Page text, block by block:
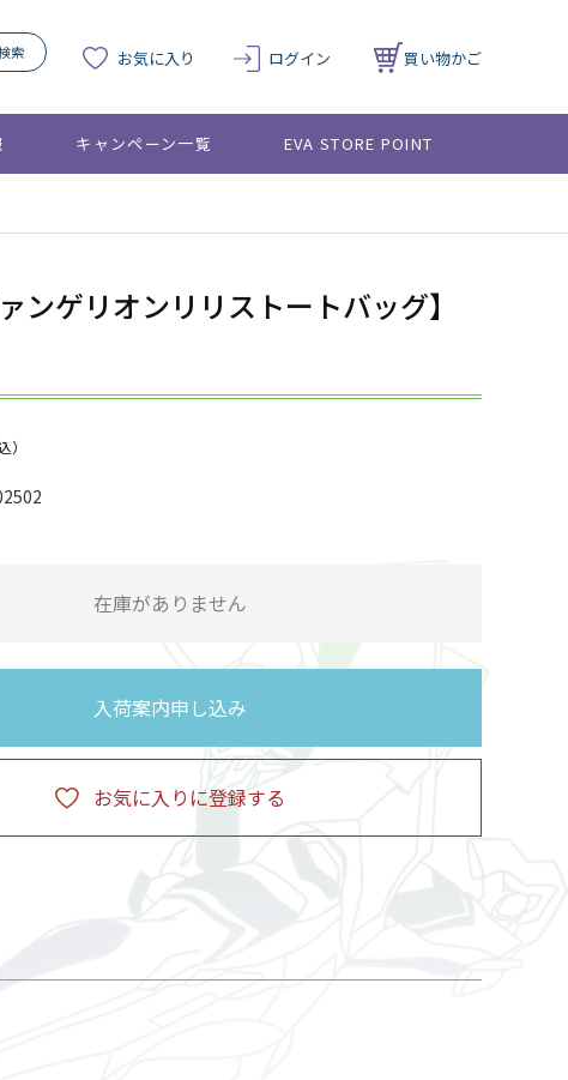
索 お気に入り ログイン 買い物かご
キャンペーン一覧 EVA STORE POINT
ンゲリオンリリストートバッグ】
在庫がありません
入荷案内申し込み
お気に入りに登録する